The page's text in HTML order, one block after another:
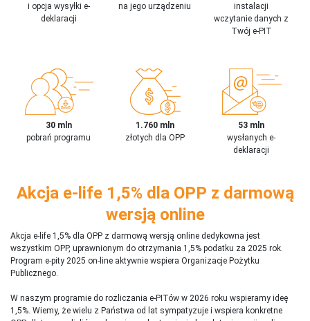
i opcja wysyłki e-
deklaracji
na jego urządzeniu
instalacji
wczytanie danych z
Twój e-PIT
30 mln
pobrań programu
1.760 mln
złotych dla OPP
53 mln
wysłanych e-
deklaracji
Akcja e-life 1,5% dla OPP z darmową
wersją online
Akcja e-life 1,5% dla OPP z darmową wersją online dedykowna jest
wszystkim OPP, uprawnionym do otrzymania 1,5% podatku za 2025 rok.
Program e-pity 2025 on-line aktywnie wspiera Organizacje Pożytku
Publicznego.
W naszym programie do rozliczania e-PITów w 2026 roku wspieramy ideę
1,5%. Wiemy, że wielu z Państwa od lat sympatyzuje i wspiera konkretne